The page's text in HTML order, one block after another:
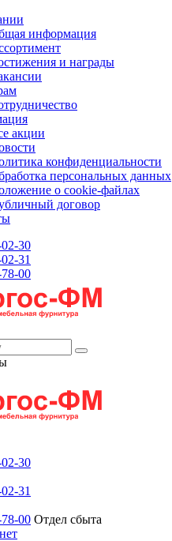
информация
и награды
акции
конфиденциальности
персональных данных
о cookie-файлах
договор
30
31
00
30
31
00 Отдел сбыта